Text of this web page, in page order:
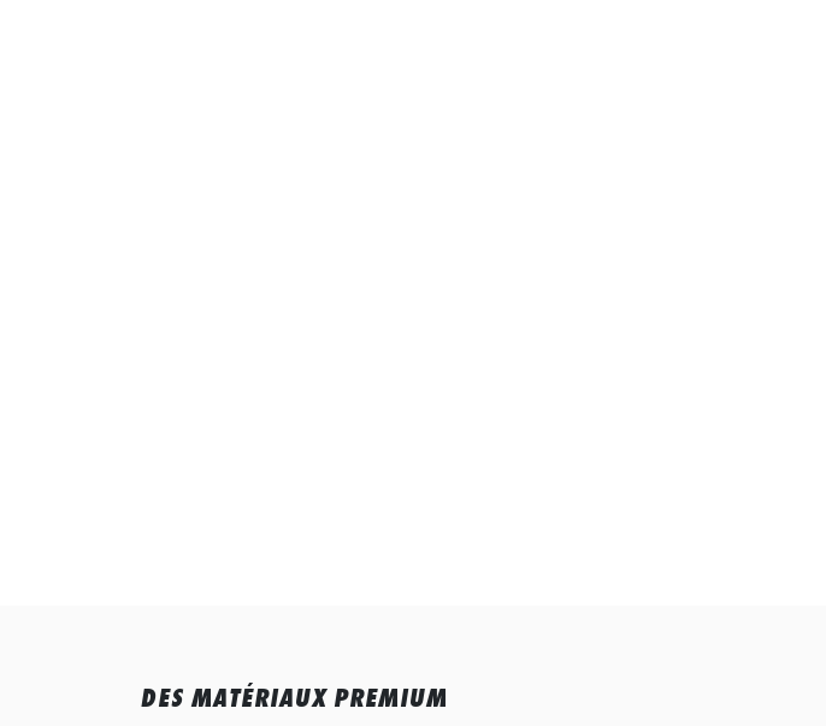
DES MATÉRIAUX PREMIUM